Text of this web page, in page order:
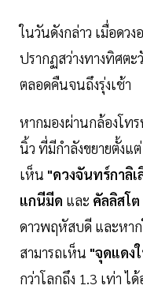
ในวันดังกล่าว เมื่อดว
ปรากฏสว่างทางทิศตะ
ตลอดคืนจนถึงรุ่งเช้า
หากมองผ่านกล้องโท
นิ้ว ที่มีกำลังขยายตั้งแ
เห็น "ดวงจันทร์กาลิเ
แกนีมีด และ คัลลิสโต
ดาวพฤหัสบดี และหาก
สามารถเห็น "จุดแดง
กว่าโลกถึง 1.3 เท่า ไ